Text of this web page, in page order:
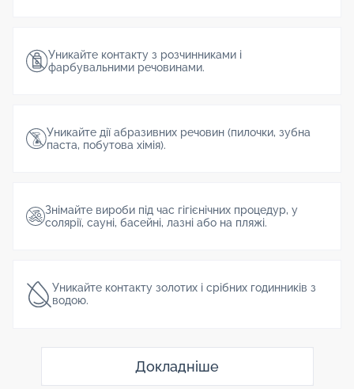
Уникайте контакту з розчинниками і
фарбувальними речовинами.
Уникайте дії абразивних речовин (пилочки, зубна
паста, побутова хімія).
Знімайте вироби під час гігієнічних процедур, у
солярії, сауні, басейні, лазні або на пляжі.
Уникайте контакту золотих і срібних годинників з
водою.
Докладніше